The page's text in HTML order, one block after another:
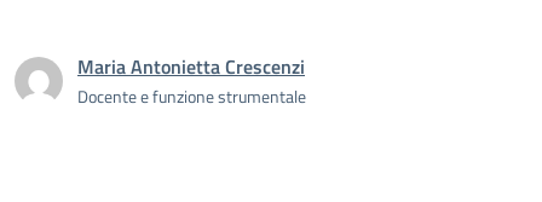
Maria Antonietta Crescenzi
Docente e funzione strumentale